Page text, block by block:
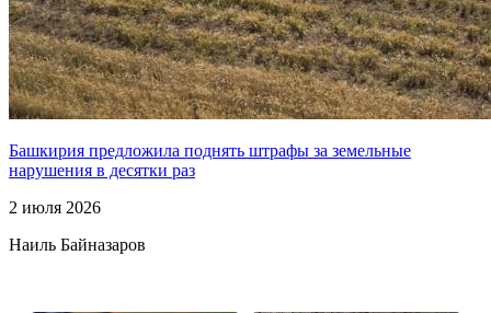
Башкирия предложила поднять штрафы за земельные
нарушения в десятки раз
2 июля 2026
Наиль Байназаров